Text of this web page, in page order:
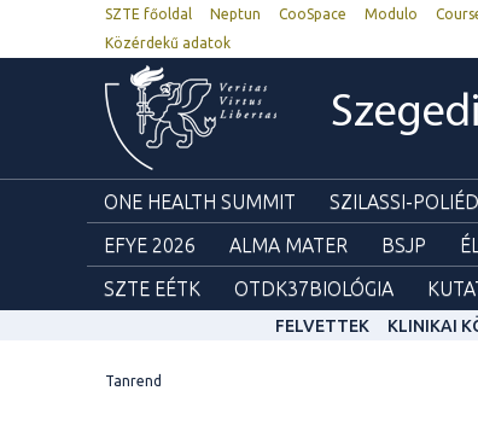
SZTE főoldal Neptun CooSpace Modulo
Közérdekű adatok
ONE HEALTH SUMMIT SZILASSI-
EFYE 2026
ALMA MATER BSJP
SZTE EÉTK
OTDK37BIOLÓGIA
FELVETTEK KLINIKAI
Tanrend